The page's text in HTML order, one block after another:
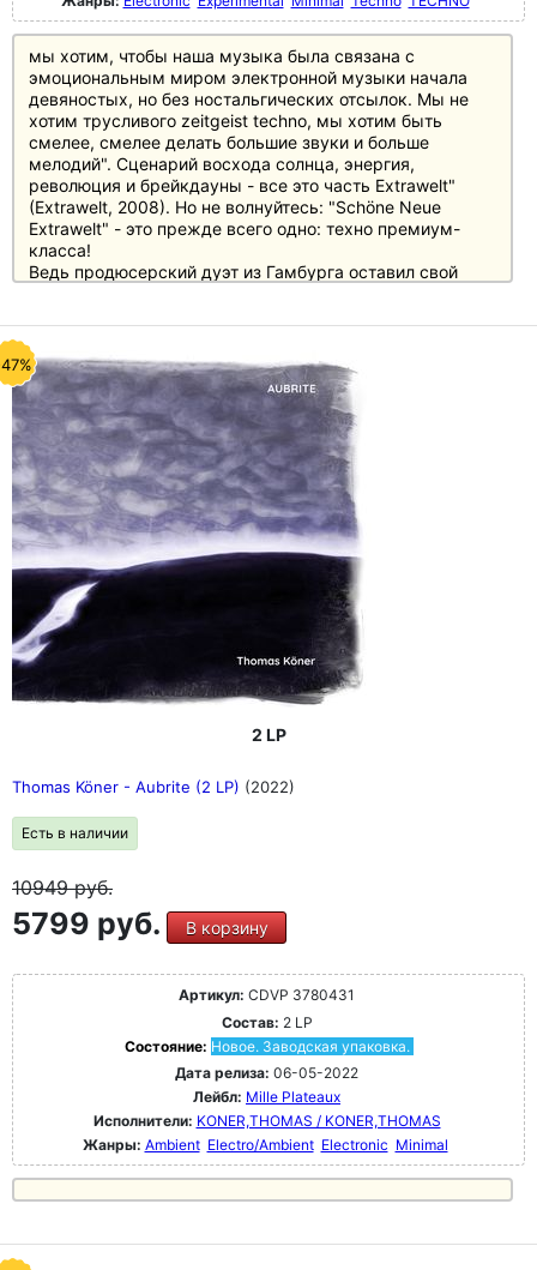
мы хотим, чтобы наша музыка была связана с
эмоциональным миром электронной музыки начала
девяностых, но без ностальгических отсылок. Мы не
хотим трусливого zeitgeist techno, мы хотим быть
смелее, смелее делать большие звуки и больше
мелодий". Сценарий восхода солнца, энергия,
революция и брейкдауны - все это часть Extrawelt"
(Extrawelt, 2008). Но не волнуйтесь: "Schöne Neue
Extrawelt" - это прежде всего одно: техно премиум-
класса!
Ведь продюсерский дуэт из Гамбурга оставил свой
(Doch Doch) и Cocoon (Titelheld), а также ремиксам для
Gregor Tresher, Minilogue и Alexander Kowalski, среди
прочих. Не в последнюю очередь благодаря
великолепному живому выступлению, с которым они
попали на 2-е место в ежегодном чарте Groove для
живых выступлений в прошлом году без
сопутствующего лонгплея. Работа над "Schöne Neue
Extrawelt" началась для Шаффхаузена и Раабе более
двух лет назад. первоначальная идея заключалась в
том, чтобы представить альбом, стилистически
охватывающий все направления электронной музыки:
эмбиент, брейкбит и техно.
2 LP
Thomas Köner - Aubrite (2 LP) (2022)
Есть в наличии
10949руб.
5799 руб. В корзину
Артикул: CDVP 3780431
Состав: 2 LP
Состояние: Новое. Заводская упаковка.
Дата релиза: 06-05-2022
Лейбл: Mille Plateaux
Исполнители: KONER,THOMAS / KONER,THOMAS
Жанры: Ambient Electro/Ambient Electronic Minimal